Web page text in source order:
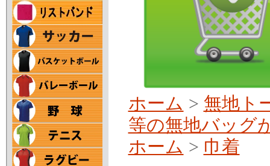
ホーム > 無地ト
等の無地バッグ
ホーム > 巾着